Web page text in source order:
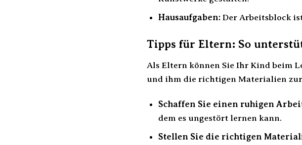
Hausaufgaben:Der Arbeitsblock
Tipps für Eltern: So
Als Eltern können Sie Ihr Kind beim
und ihm die richtigen Materialien
Schaffen Sie einen ruhigen
dem es ungestört lernen kann.
Stellen Sie die richtigen